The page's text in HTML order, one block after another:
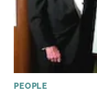
PEOPLE